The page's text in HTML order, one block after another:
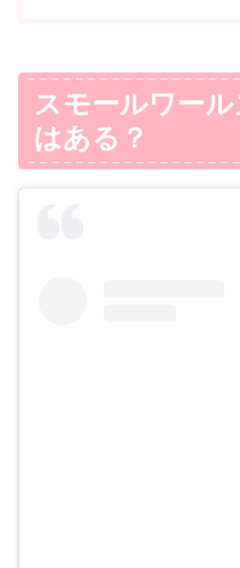
スモールワール
はある？